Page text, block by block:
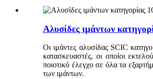
Αλυσίδες ιμάντων
Οι ιμάντες αλυσίδας SCIC
κατασκευαστές, οι οποίοι
ποιοτικό έλεγχο σε όλα τα
των ιμάντων.